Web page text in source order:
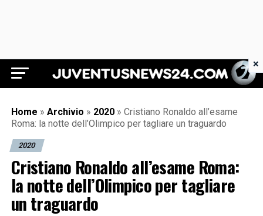
Juventus News 24
Home » Archivio » 2020 » Cristiano Ronaldo all’esame
Roma: la notte dell’Olimpico per tagliare un traguardo
2020
Cristiano Ronaldo all’esame Roma:
la notte dell’Olimpico per tagliare
un traguardo
×